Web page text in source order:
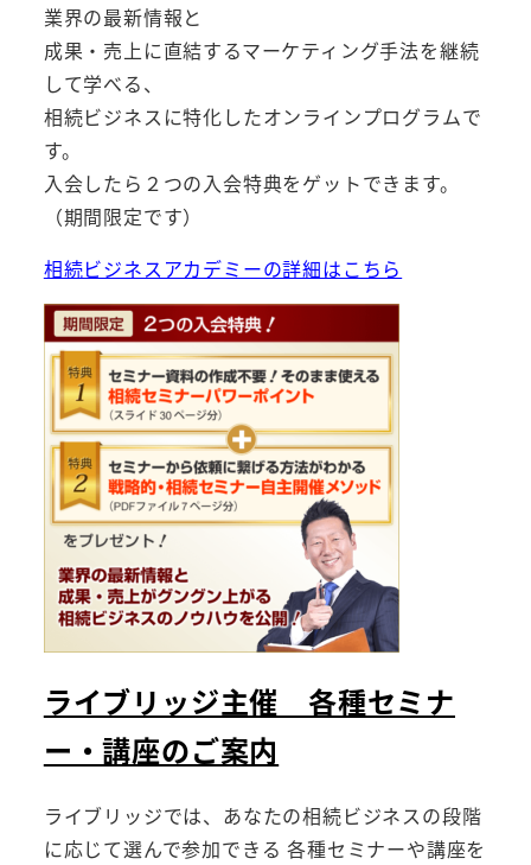
業界の最新情報と
成果・売上に直結するマーケティング手法を継続
して学べる、
相続ビジネスに特化したオンラインプログラムで
す。
入会したら２つの入会特典をゲットできます。
（期間限定です）
相続ビジネスアカデミーの詳細はこちら
ライブリッジ主催 各種セミナ
ー・講座のご案内
ライブリッジでは、あなたの相続ビジネスの段階
に応じて選んで参加できる 各種セミナーや講座を